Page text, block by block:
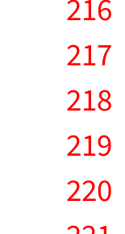
216
217
218
219
220